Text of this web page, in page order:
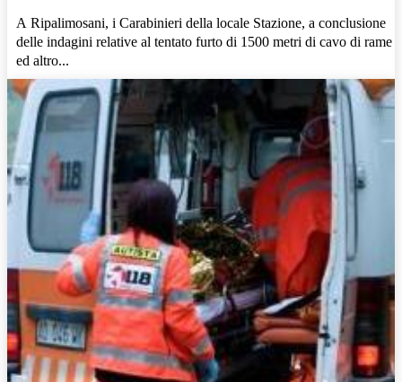
A Ripalimosani, i Carabinieri della locale Stazione, a conclusione
delle indagini relative al tentato furto di 1500 metri di cavo di rame
ed altro...